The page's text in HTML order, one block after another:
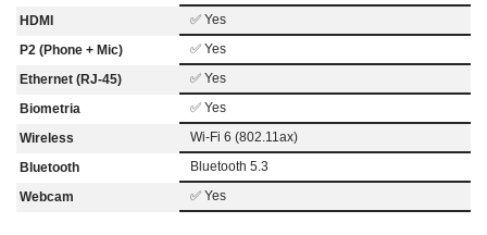
HDMI
✅ Yes
P2 (Phone + Mic)
✅ Yes
Ethernet (RJ-45)
✅ Yes
Biometria
✅ Yes
Wireless
Wi-Fi 6 (802.11ax)
Bluetooth
Bluetooth 5.3
Webcam
✅ Yes